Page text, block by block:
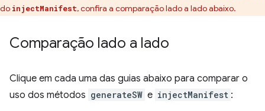
do injectManifest, confira a comparação lado a lado abaixo.
Comparação lado a lado
Clique em cada uma das guias abaixo para comparar o
uso dos métodos generateSW e injectManifest :